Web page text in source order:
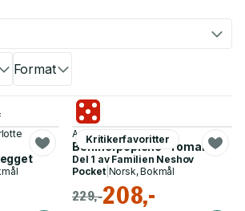
Format
Kritikerfavoritter
Anne B. Ragde
Berlinerpoplene - roman
Del 1 av Familien Neshov
Pocket| Norsk, Bokmål
229,-208,-